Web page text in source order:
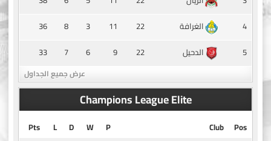
4
الغرافة 22
11
3
8
36
5
الدحيل 22
9
6
7
33
عرض جميع الجداول
Champions League Elite
Pos
Club
P
W
D
L
Pts